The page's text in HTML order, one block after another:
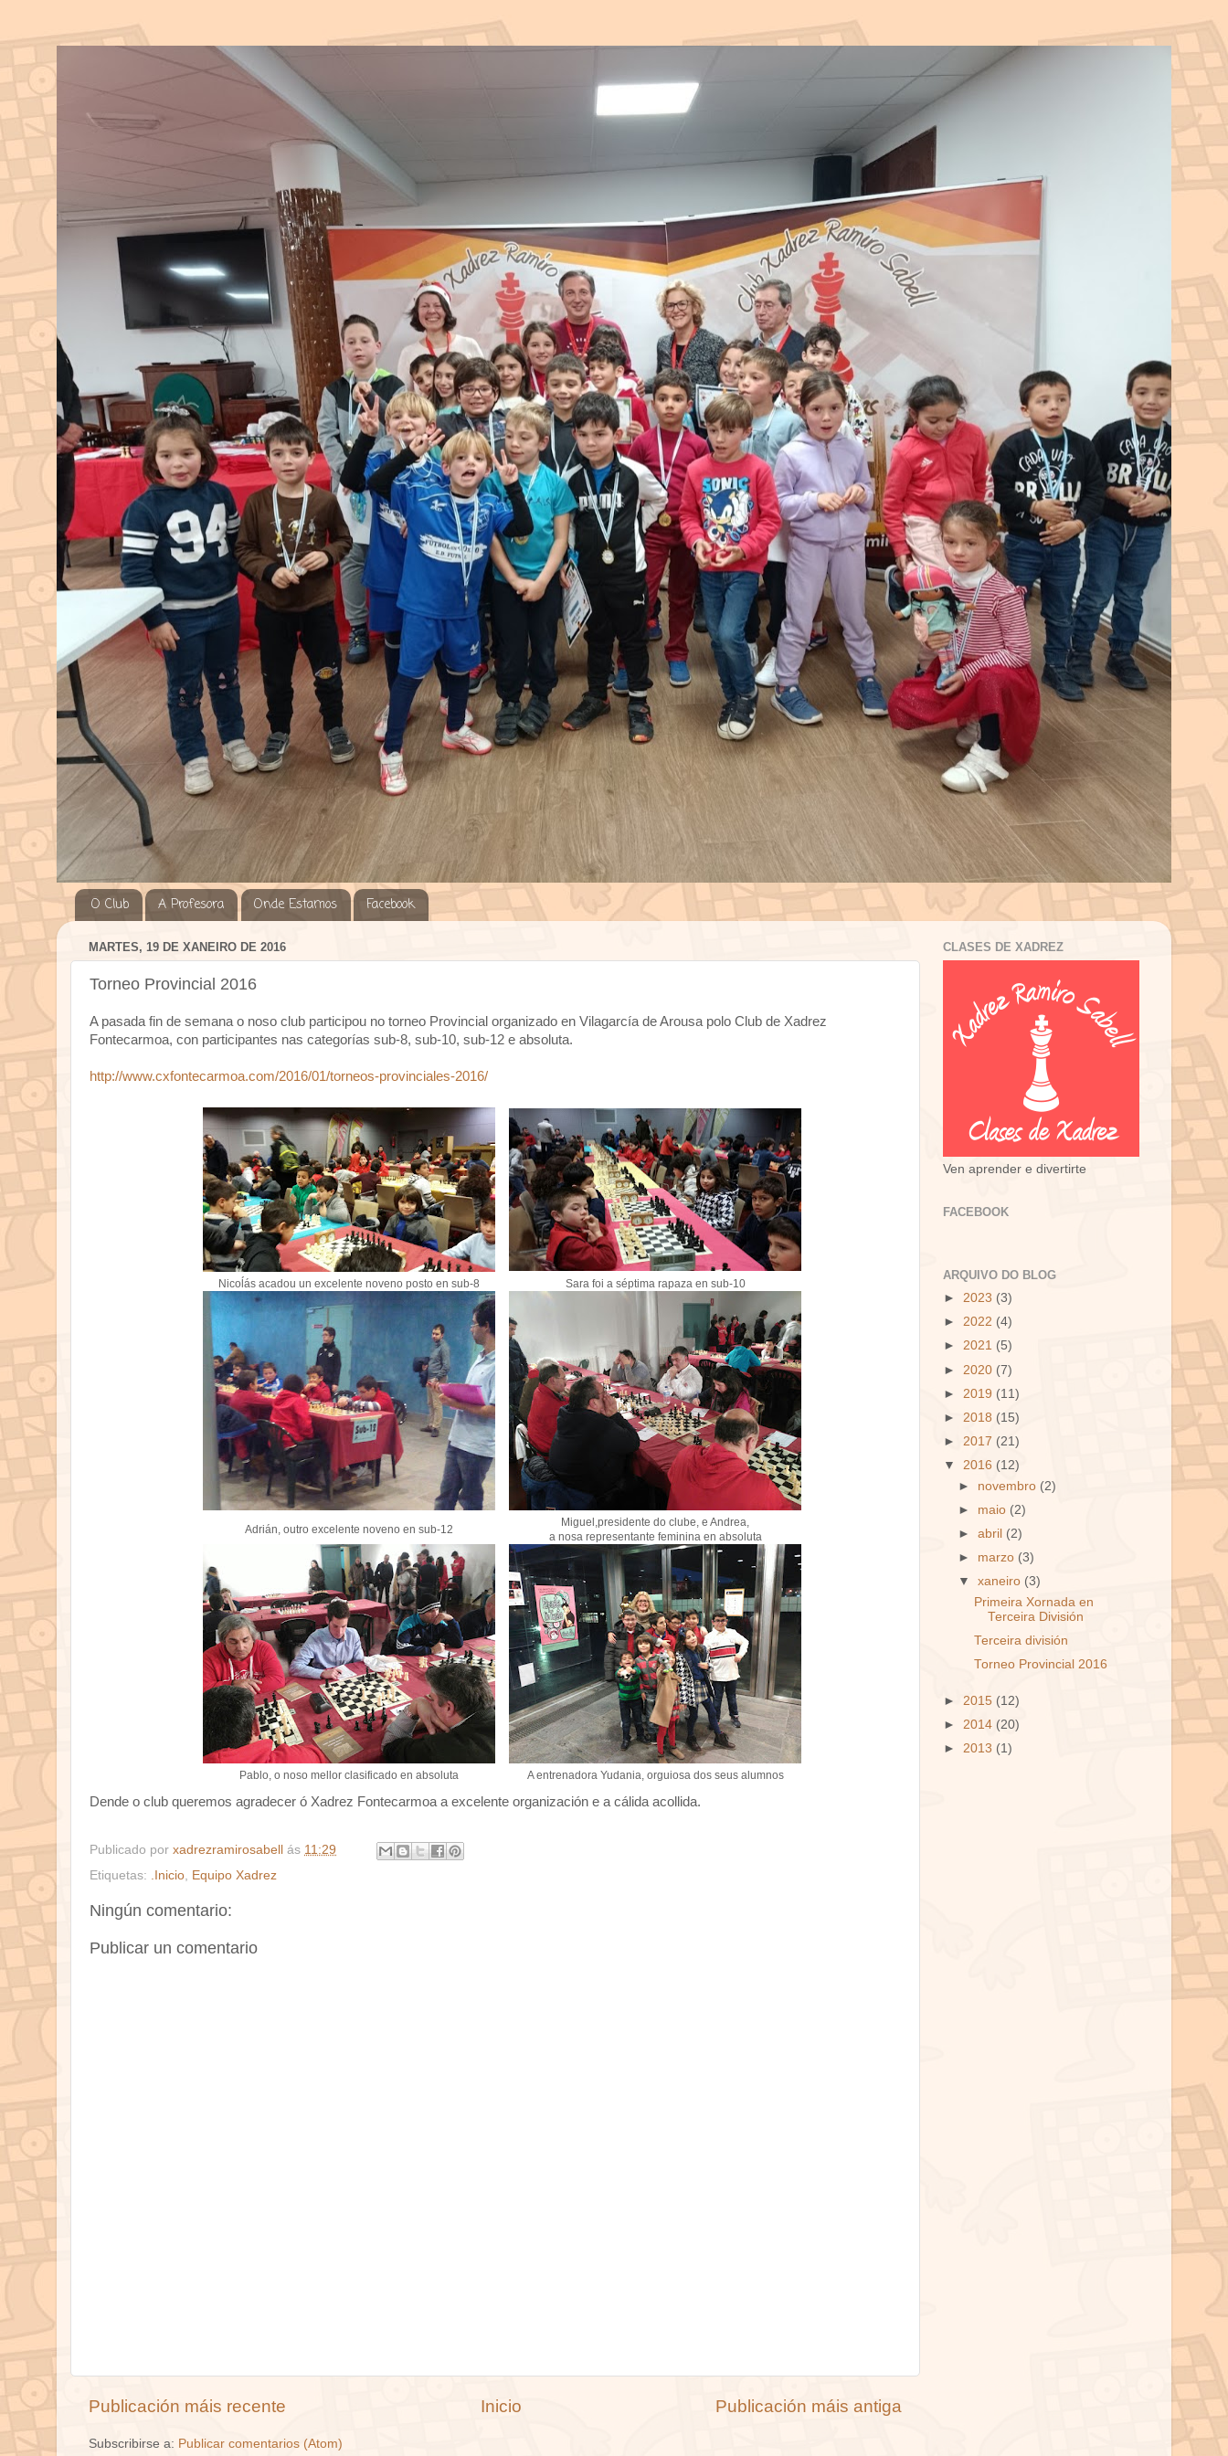
O Club A Profesora Onde Estamos Facebook
MARTES, 19 DE XANEIRO DE 2016
Torneo Provincial 2016
A pasada fin de semana o noso club participou no torneo Provincial organizado en Vilagarcía de Arousa polo Club de Xadrez
Fontecarmoa, con participantes nas categorías sub-8, sub-10, sub-12 e absoluta.
http://www.cxfontecarmoa.com/2016/01/torneos-provinciales-2016/
Nicoĺás acadou un excelente noveno posto en sub-8 Sara foi a séptima rapaza en sub-10
Adrián, outro excelente noveno en sub-12
Miguel,presidente do clube, e Andrea,
a nosa representante feminina en absoluta
Pablo, o noso mellor clasificado en absoluta A entrenadora Yudania, orguiosa dos seus alumnos
Dende o club queremos agradecer ó Xadrez Fontecarmoa a excelente organización e a cálida acollida.
Publicado por xadrezramirosabell ás 11:29
Etiquetas:
.Inicio Equipo Xadrez
Ningún comentario:
Publicar un comentario
Publicación máis recente Publicación máis antiga
Inicio
Subscribirse a: Publicar comentarios (Atom)
CLASES DE XADREZ
Ven aprender e divertirte
FACEBOOK
ARQUIVO DO BLOG
► 2023 (3)
► 2022 (4)
► 2021 (5)
► 2020 (7)
► 2019 (11)
► 2018 (15)
► 2017 (21)
▼ 2016 (12)
► novembro (2)
► maio (2)
►abril (2)
► marzo (3)
▼xaneiro (3)
Primeira Xornada en
Terceira División
Terceira división
Torneo Provincial 2016
► 2015 (12)
► 2014 (20)
► 2013 (1)